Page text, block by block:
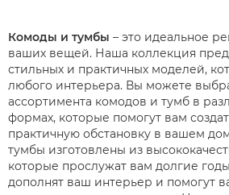
Комоды и тумбы – это идеальное
ваших вещей. Наша коллекция
стильных и практичных моделей,
любого интерьера. Вы можете
ассортимента комодов и тумб в
формах, которые помогут вам
практичную обстановку в вашем
тумбы изготовлены из
которые прослужат вам долгие
дополнят ваш интерьер и помогут